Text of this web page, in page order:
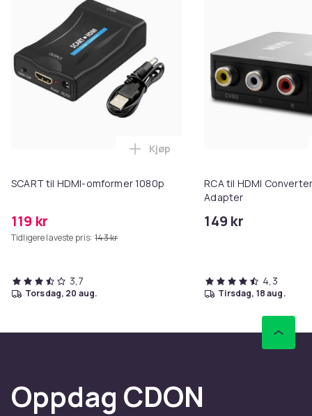
SCART til HDMI-omformer 1080p
119 kr
Tidligere laveste pris: 143 kr
Legg SCART til HDMI-omformer
Kjøp
3,7
torsdag, 20 aug.
RCA til HDMI
Adapter
149 kr
4,3
tirsdag, 18 aug.
Oppdag CDON